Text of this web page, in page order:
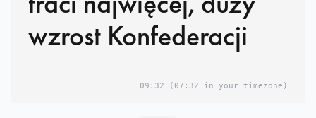
wzrost Konfederacji
09:32 (07:32 in your timezone)